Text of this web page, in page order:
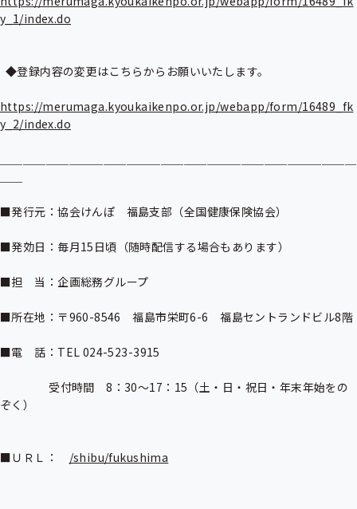
y_1/index.do
https://merumaga.kyoukaikenpo.or.jp/webapp/form/16489_fk
y_2/index.do
■発行元：協会けんぽ　福島支部（全国健康保険協会）
■発効日：毎月15日頃（随時配信する場合もあります）
■担　当：企画総務グループ
■所在地：〒960-8546　福島市栄町6-6　福島セントランドビル8階
■電　話：TEL 024-523-3915
受付時間　8：30〜17：15（土・日・祝日・年末年始をの
ぞく）
■ＵＲＬ： /shibu/fukushima